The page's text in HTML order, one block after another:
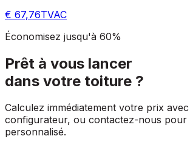
€ 67,76TVAC
Économisez jusqu'à 60%
Prêt à vous lancer
dans votre toiture ?
Calculez immédiatement votre prix
configurateur, ou contactez-nous pour
personnalisé.